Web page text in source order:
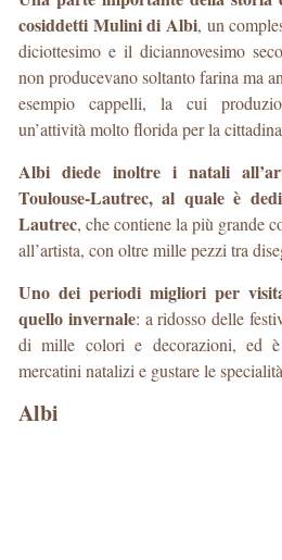
cosiddetti Mulini di Albi, un
diciottesimo e il diciannovesimo
non producevano soltanto farina ma
esempio cappelli, la cui
un’attività molto florida per la
Albi diede inoltre i natali
Toulouse-Lautrec, al quale è
Lautrec, che contiene la più grande
all’artista, con oltre mille pezzi tra
Uno dei periodi migliori per
quello invernale: a ridosso delle
di mille colori e decorazioni, ed
mercatini natalizi e gustare le
Albi